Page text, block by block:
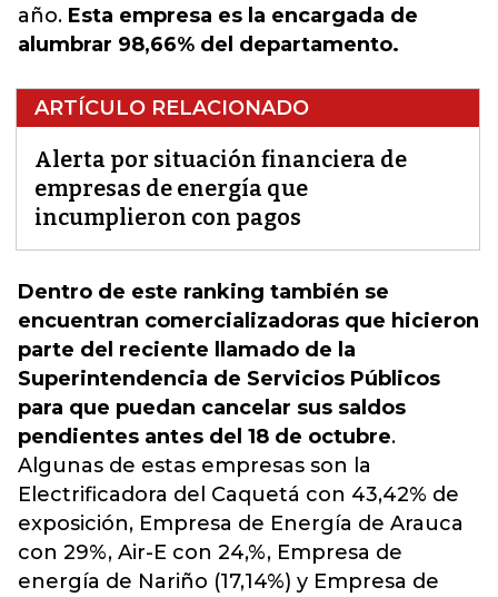
año. Esta empresa es la encargada de
alumbrar 98,66% del departamento.
ARTÍCULO RELACIONADO
Alerta por situación financiera de
empresas de energía que
incumplieron con pagos
Dentro de este ranking también se
encuentran comercializadoras que hicieron
parte del reciente llamado de la
Superintendencia de Servicios Públicos
para que puedan cancelar sus saldos
pendientes antes del 18 de octubre.
Algunas de estas empresas son la
Electrificadora del Caquetá con 43,42% de
exposición, Empresa de Energía de Arauca
con 29%, Air-E con 24,%, Empresa de
energía de Nariño (17,14%) y Empresa de